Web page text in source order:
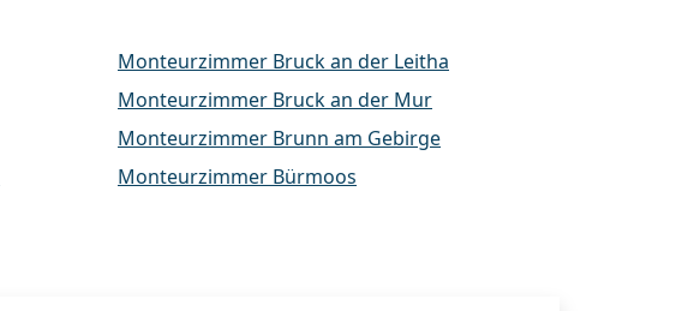
Monteurzimmer Bruck an der Leitha
Monteurzimmer Bruck an der Mur
Monteurzimmer Brunn am Gebirge
Monteurzimmer Bürmoos